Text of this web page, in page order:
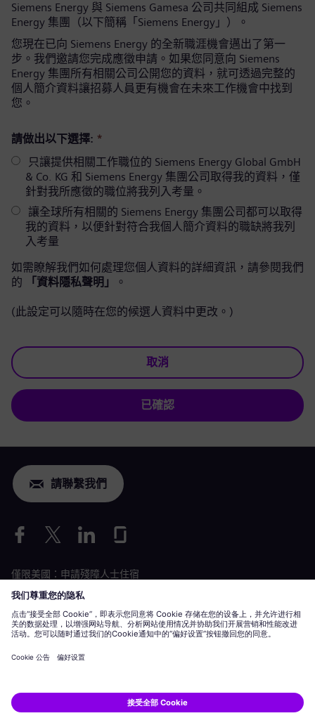
Siemens Energy 與 Siemens Gamesa 公司共同組成 Siemens
Energy 集團（以下簡稱「Siemens Energy」）。
您現在已向 Siemens Energy 的全新職涯機會邁出了第一
步。我們邀請您完成應徵申請。如果您同意向 Siemens
Energy 集團所有相關公司公開您的資料，就可透過完整的
個人簡介資料讓招募人員更有機會在未來工作機會中找到
您。
請做出以下選擇: *
只讓提供相關工作職位的 Siemens Energy Global GmbH
& Co. KG 和 Siemens Energy 集團公司取得我的資料，僅
針對我所應徵的職位將我列入考量。
讓全球所有相關的 Siemens Energy 集團公司都可以取得
我的資料，以便針對符合我個人簡介資料的職缺將我列
入考量
如需瞭解我們如何處理您個人資料的詳細資訊，請參閱我們
的
「資料隱私聲明」 。
(此設定可以隨時在您的候選人資料中更改。)
取消
已確認
請聯繫我們
僅限美國：申請殘障人士住宿
勞動條件申請
Siemens Energy 是 Siemens AG 授權的商標。